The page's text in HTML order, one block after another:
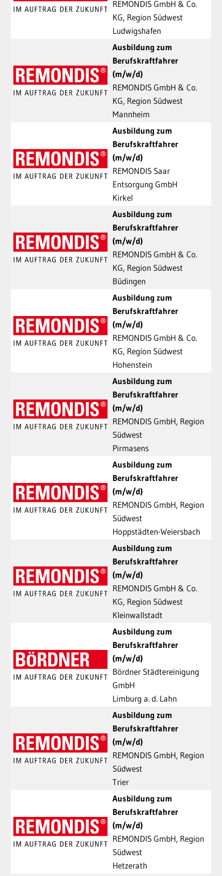
REMONDIS GmbH & Co.
KG, Region Südwest
Ludwigshafen
Ausbildung zum
Berufskraftfahrer
(m/w/d)
REMONDIS GmbH & Co.
KG, Region Südwest
Mannheim
Ausbildung zum
Berufskraftfahrer
(m/w/d)
REMONDIS Saar
Entsorgung GmbH
Kirkel
Ausbildung zum
Berufskraftfahrer
(m/w/d)
REMONDIS GmbH & Co.
KG, Region Südwest
Büdingen
Ausbildung zum
Berufskraftfahrer
(m/w/d)
REMONDIS GmbH & Co.
KG, Region Südwest
Hohenstein
Ausbildung zum
Berufskraftfahrer
(m/w/d)
REMONDIS GmbH, Region
Südwest
Pirmasens
Ausbildung zum
Berufskraftfahrer
(m/w/d)
REMONDIS GmbH, Region
Südwest
Hoppstädten-Weiersbach
Ausbildung zum
Berufskraftfahrer
(m/w/d)
REMONDIS GmbH & Co.
KG, Region Südwest
Kleinwallstadt
Ausbildung zum
Berufskraftfahrer
(m/w/d)
Bördner Städtereinigung
GmbH
Limburg a. d. Lahn
Ausbildung zum
Berufskraftfahrer
(m/w/d)
REMONDIS GmbH, Region
Südwest
Trier
Ausbildung zum
Berufskraftfahrer
(m/w/d)
REMONDIS GmbH, Region
Südwest
Hetzerath